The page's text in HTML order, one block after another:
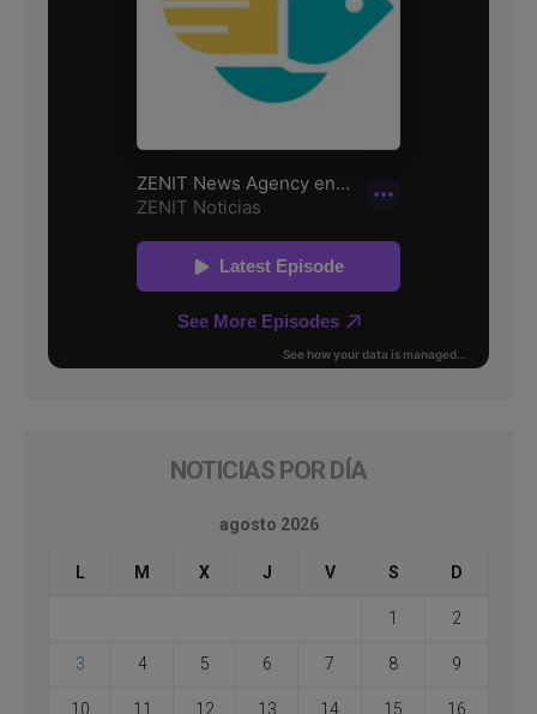
NOTICIAS POR DÍA
agosto 2026
L M X J V S D
1 2
3 4 5 6 7 8 9
10 11 12 13 14 15 16